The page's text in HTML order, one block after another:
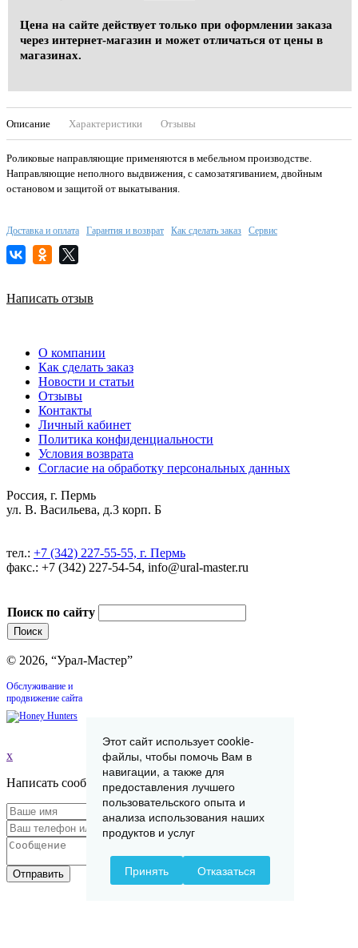
Цена на сайте действует только при оформлении заказа
через интернет-магазин и может отличаться от цены в
магазинах.
Описание Характеристики Отзывы
Роликовые направляющие применяются в мебельном производстве.
Направляющие неполного выдвижения, с самозатягиванием, двойным
остановом и защитой от выкатывания.
Доставка и оплата Гарантия и возврат Как сделать заказ Сервис
Написать отзыв
О компании
Как сделать заказ
Новости и статьи
Отзывы
Контакты
Личный кабинет
Политика конфиденциальности
Условия возврата
Согласие на обработку персональных данных
Россия, г. Пермь
ул. В. Васильева, д.3 корп. Б
тел.: +7 (342) 227-55-55, г. Пермь
факс.: +7 (342) 227-54-54, info@ural-master.ru
Поиск по сайту
© 2026, “Урал-Мастер”
Обслуживание и
продвижение сайта
x
Написать сообщение
Отправить
Этот сайт использует cookie-
файлы, чтобы помочь Вам в
навигации, а также для
предоставления лучшего
пользовательского опыта и
анализа использования наших
продуктов и услуг
Принять Отказаться